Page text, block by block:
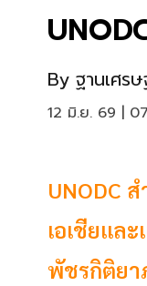
By ฐานเศร
12 มิ.ย. 69 |
UNODC
เอเชียแล
พัชรกิติยา